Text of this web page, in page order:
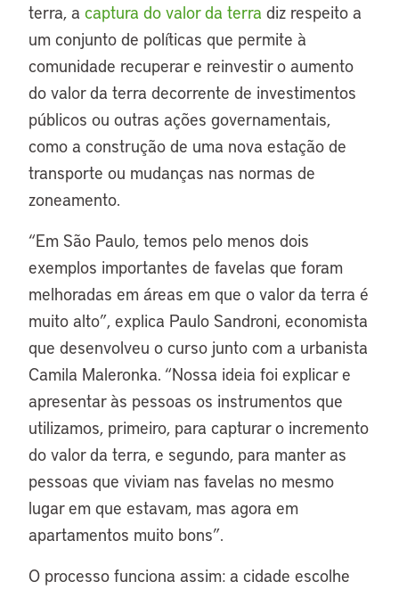
terra, a captura do valor da terra diz respeito a
um conjunto de políticas que permite à
comunidade recuperar e reinvestir o aumento
do valor da terra decorrente de investimentos
públicos ou outras ações governamentais,
como a construção de uma nova estação de
transporte ou mudanças nas normas de
zoneamento.
“Em São Paulo, temos pelo menos dois
exemplos importantes de favelas que foram
melhoradas em áreas em que o valor da terra é
muito alto”, explica Paulo Sandroni, economista
que desenvolveu o curso junto com a urbanista
Camila Maleronka. “Nossa ideia foi explicar e
apresentar às pessoas os instrumentos que
utilizamos, primeiro, para capturar o incremento
do valor da terra, e segundo, para manter as
pessoas que viviam nas favelas no mesmo
lugar em que estavam, mas agora em
apartamentos muito bons”.
O processo funciona assim: a cidade escolhe